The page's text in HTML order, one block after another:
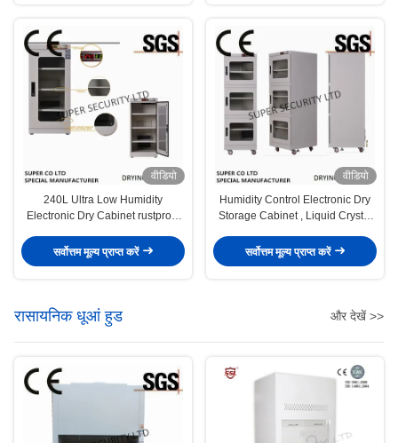
वीडियो
240L Ultra Low Humidity
Electronic Dry Cabinet rustproof
सर्वोत्तम मूल्य प्राप्त करें
वीडियो
Humidity Control Electronic Dry
Storage Cabinet , Liquid Crystal
सर्वोत्तम मूल्य प्राप्त करें
रासायनिक धूआं हुड और देखें >>